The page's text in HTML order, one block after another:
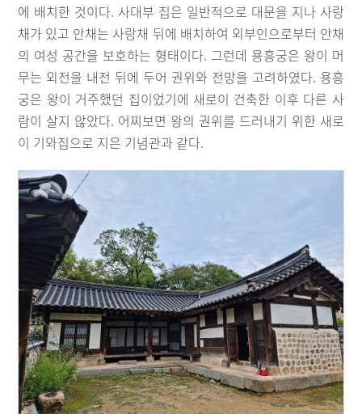
에 배치한 것이다. 사대부 집은 일반적으로 대문을 지나 사랑
채가 있고 안채는 사랑채 뒤에 배치하여 외부인으로부터 안채
의 여성 공간을 보호하는 형태이다. 그런데 용흥궁은 왕이 머
무는 외전을 내전 뒤에 두어 권위와 전망을 고려하였다. 용흥
궁은 왕이 거주했던 집이었기에 새로이 건축한 이후 다른 사
람이 살지 않았다. 어찌보면 왕의 권위를 드러내기 위한 새로
이 기와집으로 지은 기념관과 같다.